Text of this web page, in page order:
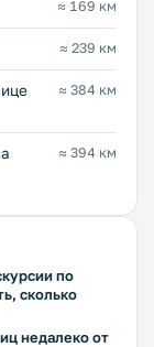
≈ 169 км
≈ 239 км
≈ 384 км
≈ 394 км
по
сколько
недалеко от